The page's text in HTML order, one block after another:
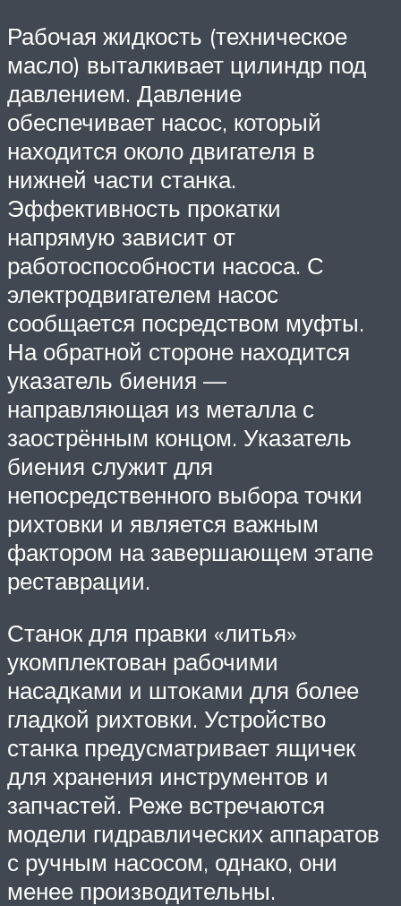
Рабочая жидкость (техническое
масло) выталкивает цилиндр под
давлением. Давление
обеспечивает насос, который
находится около двигателя в
нижней части станка.
Эффективность прокатки
напрямую зависит от
работоспособности насоса. С
электродвигателем насос
сообщается посредством муфты.
На обратной стороне находится
указатель биения —
направляющая из металла с
заострённым концом. Указатель
биения служит для
непосредственного выбора точки
рихтовки и является важным
фактором на завершающем этапе
реставрации.
Станок для правки «литья»
укомплектован рабочими
насадками и штоками для более
гладкой рихтовки. Устройство
станка предусматривает ящичек
для хранения инструментов и
запчастей. Реже встречаются
модели гидравлических аппаратов
с ручным насосом, однако, они
менее производительны.